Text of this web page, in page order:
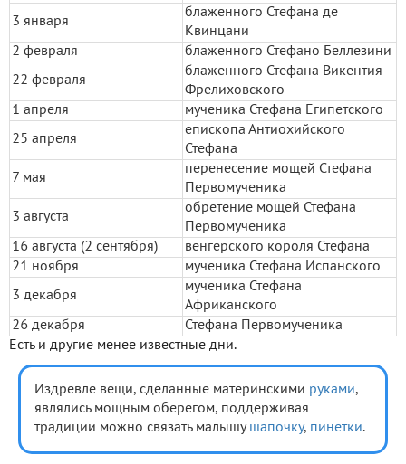
3 января
блаженного Стефана де
Квинцани
2 февраля
блаженного Стефано Беллезини
22 февраля
блаженного Стефана Викентия
Фрелиховского
1 апреля
мученика Стефана Египетского
25 апреля
епископа Антиохийского
Стефана
7 мая
перенесение мощей Стефана
Первомученика
3 августа
обретение мощей Стефана
Первомученика
16 августа (2 сентября)
венгерского короля Стефана
21 ноября
мученика Стефана Испанского
3 декабря
мученика Стефана
Африканского
26 декабря
Стефана Первомученика
Есть и другие менее известные дни.
Издревле вещи, сделанные материнскими руками,
являлись мощным оберегом, поддерживая
традиции можно связать малышушапочку, пинетки.